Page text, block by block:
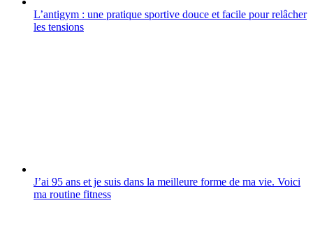
L’antigym : une pratique sportive douce et facile pour relâcher
les tensions
J’ai 95 ans et je suis dans la meilleure forme de ma vie. Voici
ma routine fitness